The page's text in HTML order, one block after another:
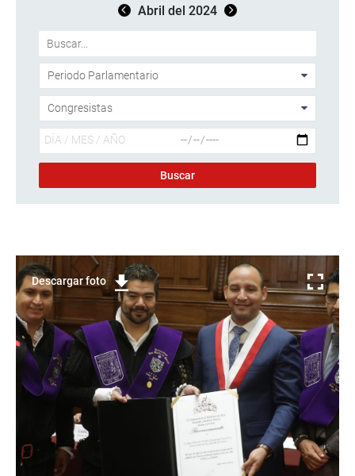
Abril del 2024
Descargar foto